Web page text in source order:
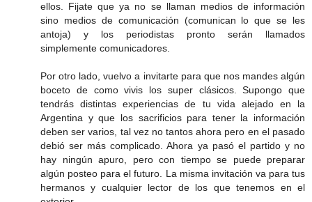
ellos. Fijate que ya no se llaman medios de información
sino medios de comunicación (comunican lo que se les
antoja) y los periodistas pronto serán llamados
simplemente comunicadores.
Por otro lado, vuelvo a invitarte para que nos mandes algún
boceto de como vivis los super clásicos. Supongo que
tendrás distintas experiencias de tu vida alejado en la
Argentina y que los sacrificios para tener la información
deben ser varios, tal vez no tantos ahora pero en el pasado
debió ser más complicado. Ahora ya pasó el partido y no
hay ningún apuro, pero con tiempo se puede preparar
algún posteo para el futuro. La misma invitación va para tus
hermanos y cualquier lector de los que tenemos en el